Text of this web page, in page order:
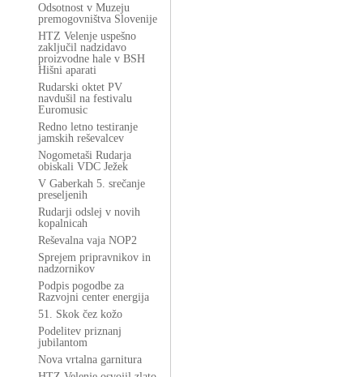
Odsotnost v Muzeju
premogovništva Slovenije
HTZ Velenje uspešno
zaključil nadzidavo
proizvodne hale v BSH
Hišni aparati
Rudarski oktet PV
navdušil na festivalu
Euromusic
Redno letno testiranje
jamskih reševalcev
Nogometaši Rudarja
obiskali VDC Ježek
V Gaberkah 5. srečanje
preseljenih
Rudarji odslej v novih
kopalnicah
Reševalna vaja NOP2
Sprejem pripravnikov in
nadzornikov
Podpis pogodbe za
Razvojni center energija
51. Skok čez kožo
Podelitev priznanj
jubilantom
Nova vrtalna garnitura